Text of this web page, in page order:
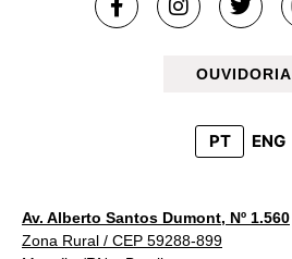
OUVIDORIA
PT ENG
Av. Alberto Santos Dumont, Nº 1.560
Zona Rural / CEP 59288-899